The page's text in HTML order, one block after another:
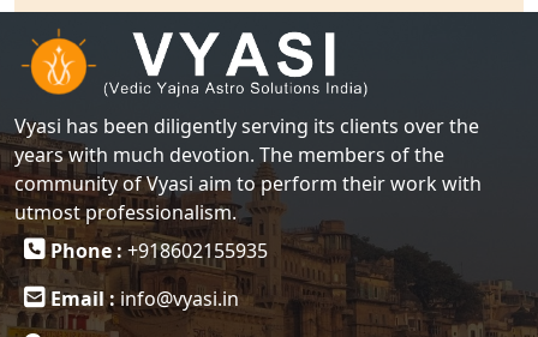
Vyasi has been diligently serving its clients over the
years with much devotion. The members of the
community of Vyasi aim to perform their work with
utmost professionalism.
Phone :+918602155935
Email :info@vyasi.in